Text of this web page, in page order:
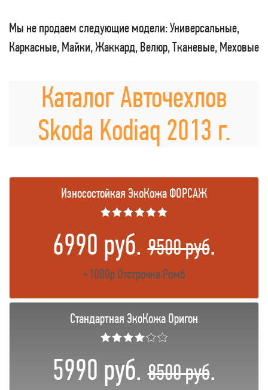
Мы не продаем следующие модели: Универсальные,
Каркасные, Майки, Жаккард, Велюр, Тканевые, Меховые
Каталог Авточехлов
Skoda Kodiaq 2013 г.
Износостойкая ЭкоКожа ФОРСАЖ
★★★★★★
6990 руб.9500 руб.
+1000р Отстрочка Ромб
Стандартная ЭкоКожа Оригон
★★★★☆☆
5990 руб.8500 руб.